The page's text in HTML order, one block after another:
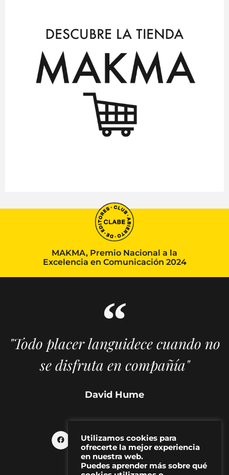
MAKMA, Premio Nacional a la
Excelencia en Comunicación 2024
"Todo placer languidece cuando no
se disfruta en compañía"
David Hume
Utilizamos cookies para
ofrecerte la mejor experiencia
en nuestra web.
Puedes aprender más sobre qué